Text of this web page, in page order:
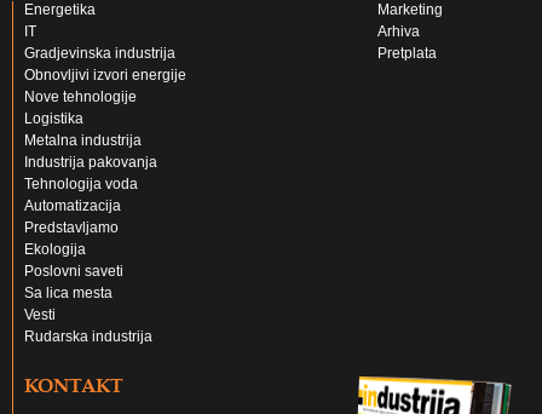
Energetika
IT
Gradjevinska industrija
Obnovljivi izvori energije
Nove tehnologije
Logistika
Metalna industrija
Industrija pakovanja
Tehnologija voda
Automatizacija
Predstavljamo
Ekologija
Poslovni saveti
Sa lica mesta
Vesti
Rudarska industrija
Marketing
Arhiva
Pretplata
KONTAKT